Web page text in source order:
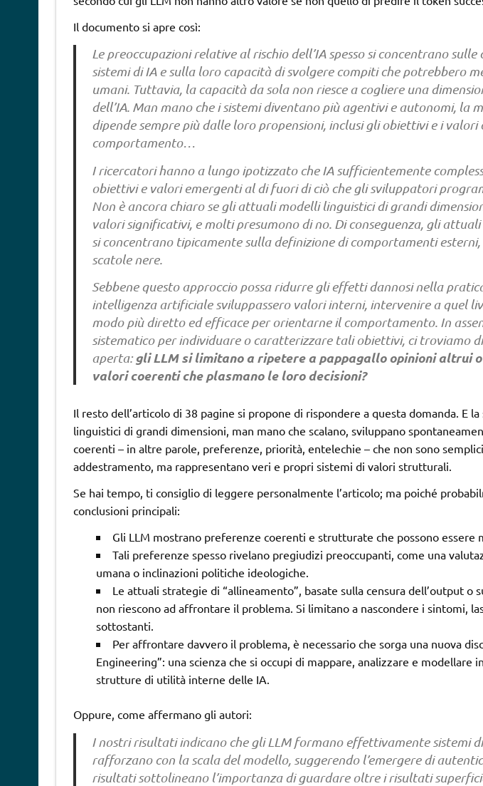
Il documento si apre così:
Le preoccupazioni relative al rischio dell’IA spesso si concentrano
sistemi di IA e sulla loro capacità di svolgere compiti che potrebbero
umani. Tuttavia, la capacità da sola non riesce a cogliere una
dell’IA. Man mano che i sistemi diventano più agentivi e autonomi, la
dipende sempre più dalle loro propensioni, inclusi gli obiettivi e i valori
comportamento…
I ricercatori hanno a lungo ipotizzato che IA sufficientemente
obiettivi e valori emergenti al di fuori di ciò che gli sviluppatori
Non è ancora chiaro se gli attuali modelli linguistici di grandi
valori significativi, e molti presumono di no. Di conseguenza, gli
si concentrano tipicamente sulla definizione di comportamenti
scatole nere.
Sebbene questo approccio possa ridurre gli effetti dannosi nella
intelligenza artificiale sviluppassero valori interni, intervenire a quel
modo più diretto ed efficace per orientarne il comportamento. In
sistematico per individuare o caratterizzare tali obiettivi, ci troviamo
aperta: gli LLM si limitano a ripetere a pappagallo opinioni altrui
valori coerenti che plasmano le loro decisioni?
Il resto dell’articolo di 38 pagine si propone di rispondere a questa domanda. E la
linguistici di grandi dimensioni, man mano che scalano, sviluppano
coerenti – in altre parole, preferenze, priorità, entelechie – che non sono
addestramento, ma rappresentano veri e propri sistemi di valori strutturali.
Se hai tempo, ti consiglio di leggere personalmente l’articolo; ma poiché
conclusioni principali:
Gli LLM mostrano preferenze coerenti e strutturate che possono essere
Tali preferenze spesso rivelano pregiudizi preoccupanti, come una
umana o inclinazioni politiche ideologiche.
Le attuali strategie di “allineamento”, basate sulla censura dell’output o
non riescono ad affrontare il problema. Si limitano a nascondere i sintomi,
sottostanti.
Per affrontare davvero il problema, è necessario che sorga una nuova
Engineering”: una scienza che si occupi di mappare, analizzare e modellare
strutture di utilità interne delle IA.
Oppure, come affermano gli autori:
I nostri risultati indicano che gli LLM formano effettivamente sistemi
rafforzano con la scala del modello, suggerendo l’emergere di
risultati sottolineano l’importanza di guardare oltre i risultati